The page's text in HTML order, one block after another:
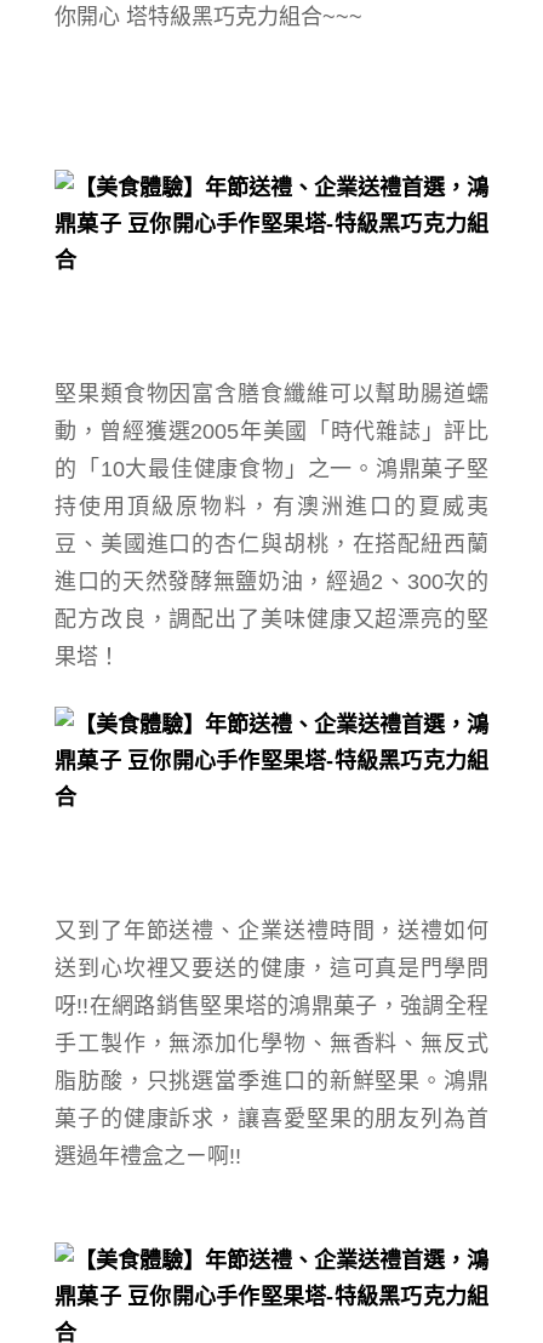
你開心 塔特級黑巧克力組合~~~
堅果類食物因 富含膳食纖維可以幫助腸道蠕
動 ，曾經獲選2005年美國「時代雜誌」評比
的「10大最佳健康食物」之一。鴻鼎菓子堅
持使用頂級原物料，有 澳洲進口的 夏威夷
豆、 美國進口的杏仁與胡桃，在搭配紐西蘭
進口的天然發酵無鹽奶油，經過2、300次的
配方改良，調配出了美味健康又超漂亮的堅
果塔！
又到了年節送禮、企業送禮時間，送禮如何
送到心坎裡又要送的健康，這可真是門學問
呀!!在網路銷售堅果塔的鴻鼎菓子，強調全程
手工製作，無添加化學物、無香料、無反式
脂肪酸，只挑選當季進口的新鮮堅果。 鴻鼎
菓子的健康訴求，讓喜愛堅果的朋友列為首
選過年禮盒之ㄧ啊!!